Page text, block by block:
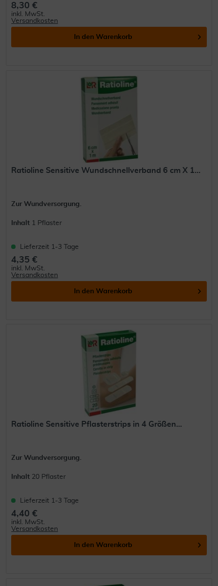
8,30 €
inkl. MwSt.
Versandkosten
In den Warenkorb
Ratioline Sensitive Wundschnellverband 6 cm X 1...
Zur Wundversorgung.
Inhalt 1 Pflaster
Lieferzeit 1-3 Tage
4,35 €
inkl. MwSt.
Versandkosten
In den Warenkorb
Ratioline Sensitive Pflasterstrips in 4 Größen...
Zur Wundversorgung.
Inhalt 20 Pflaster
Lieferzeit 1-3 Tage
4,40 €
inkl. MwSt.
Versandkosten
In den Warenkorb